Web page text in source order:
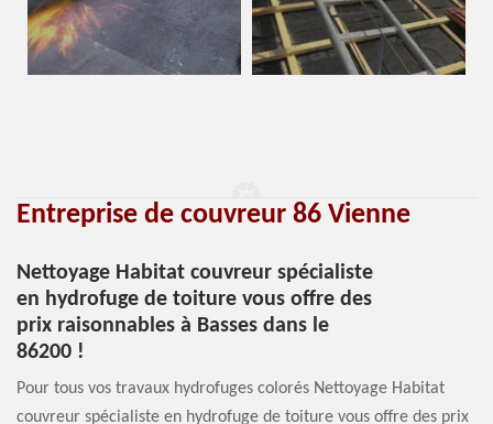
Entreprise de couvreur 86 Vienne
Nettoyage Habitat couvreur spécialiste
en hydrofuge de toiture vous offre des
prix raisonnables à Basses dans le
86200 !
Pour tous vos travaux hydrofuges colorés Nettoyage Habitat
couvreur spécialiste en hydrofuge de toiture vous offre des prix